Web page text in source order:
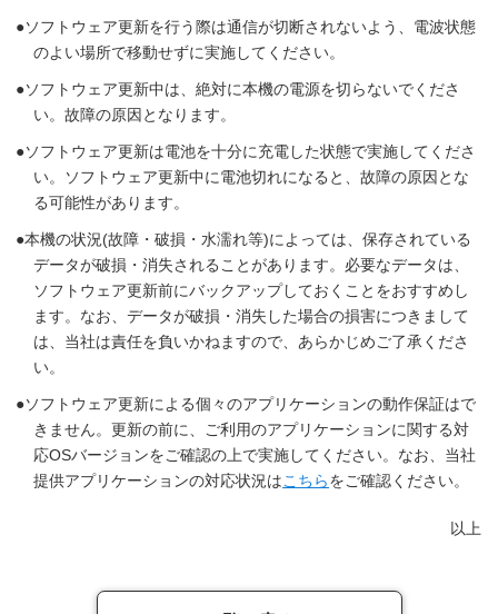
ソフトウェア更新を行う際は通信が切断されないよう、電波状態
のよい場所で移動せずに実施してください。
ソフトウェア更新中は、絶対に本機の電源を切らないでくださ
い。故障の原因となります。
ソフトウェア更新は電池を十分に充電した状態で実施してくださ
い。ソフトウェア更新中に電池切れになると、故障の原因とな
る可能性があります。
本機の状況(故障・破損・水濡れ等)によっては、保存されている
データが破損・消失されることがあります。必要なデータは、
ソフトウェア更新前にバックアップしておくことをおすすめし
ます。なお、データが破損・消失した場合の損害につきまして
は、当社は責任を負いかねますので、あらかじめご了承くださ
い。
ソフトウェア更新による個々のアプリケーションの動作保証はで
きません。更新の前に、ご利用のアプリケーションに関する対
応OSバージョンをご確認の上で実施してください。なお、当社
提供アプリケーションの対応状況はこちらをご確認ください。
以上